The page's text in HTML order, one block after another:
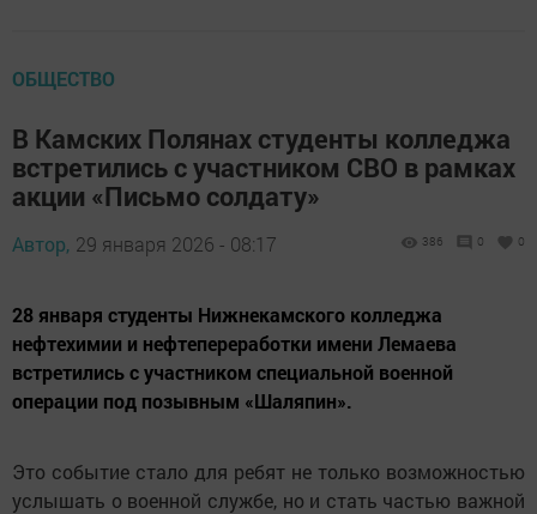
ОБЩЕСТВО
В Камских Полянах студенты колледжа
встретились с участником СВО в рамках
акции «Письмо солдату»
Автор, 29 января 2026 - 08:17 386 0 0
28 января студенты Нижнекамского колледжа
нефтехимии и нефтепереработки имени Лемаева
встретились с участником специальной военной
операции под позывным «Шаляпин».
Это событие стало для ребят не только возможностью
услышать о военной службе, но и стать частью важной